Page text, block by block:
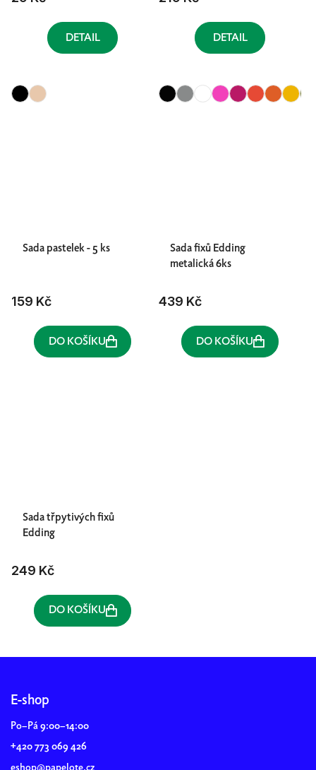
DETAIL DETAIL
Sada pastelek - 5 ks
159 Kč
DO KOŠÍKU
Sada fixů Edding
metalická 6ks
439 Kč
DO KOŠÍKU
Sada třpytivých fixů
Edding
249 Kč
DO KOŠÍKU
E-shop
Po–Pá 9:00–14:00
+420 773 069 426